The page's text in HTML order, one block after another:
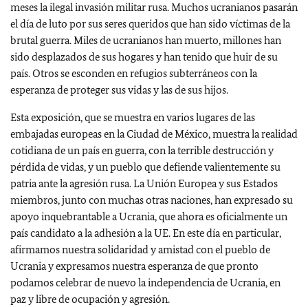
meses la ilegal invasión militar rusa. Muchos ucranianos pasarán
el día de luto por sus seres queridos que han sido víctimas de la
brutal guerra. Miles de ucranianos han muerto, millones han
sido desplazados de sus hogares y han tenido que huir de su
país. Otros se esconden en refugios subterráneos con la
esperanza de proteger sus vidas y las de sus hijos.
Esta exposición, que se muestra en varios lugares de las
embajadas europeas en la Ciudad de México, muestra la realidad
cotidiana de un país en guerra, con la terrible destrucción y
pérdida de vidas, y un pueblo que defiende valientemente su
patria ante la agresión rusa. La Unión Europea y sus Estados
miembros, junto con muchas otras naciones, han expresado su
apoyo inquebrantable a Ucrania, que ahora es oficialmente un
país candidato a la adhesión a la UE. En este día en particular,
afirmamos nuestra solidaridad y amistad con el pueblo de
Ucrania y expresamos nuestra esperanza de que pronto
podamos celebrar de nuevo la independencia de Ucrania, en
paz y libre de ocupación y agresión.